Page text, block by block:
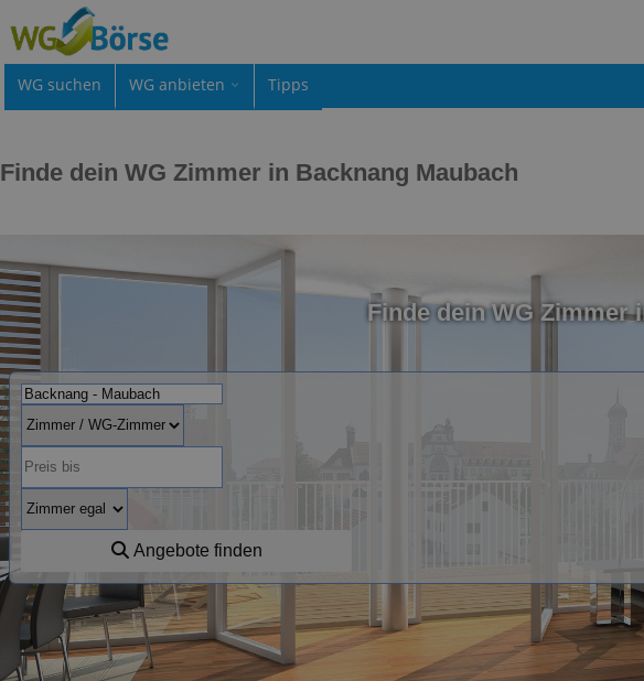
WG suchen WG anbieten Tipps
Finde dein WG Zimmer in Backnang Maubach
Finde dein WG Zimmer
Angebote finden